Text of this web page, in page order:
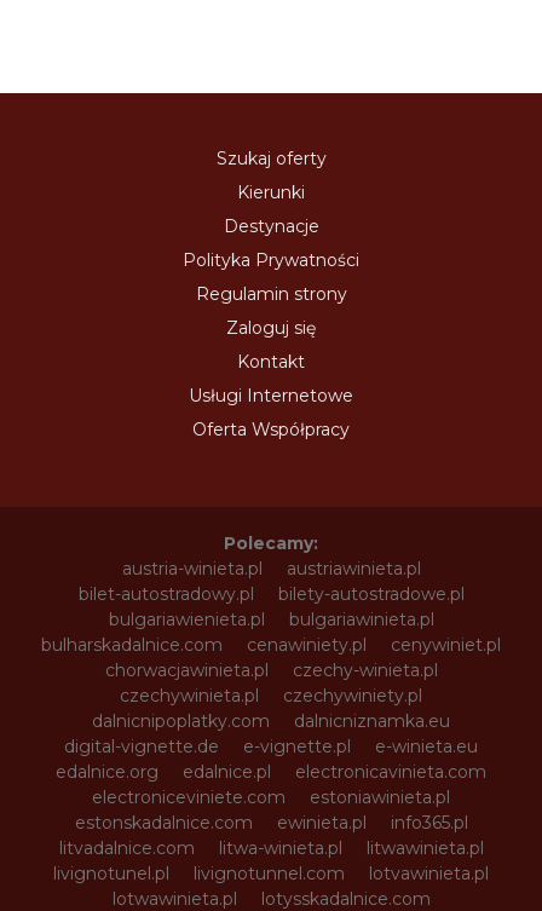
Szukaj oferty
Kierunki
Destynacje
Polityka Prywatności
Regulamin strony
Zaloguj się
Kontakt
Usługi Internetowe
Oferta Współpracy
Polecamy:
austria-winieta.pl
austriawinieta.pl
bilet-autostradowy.pl
bilety-autostradowe.pl
bulgariawienieta.pl
bulgariawinieta.pl
bulharskadalnice.com
cenawiniety.pl
cenywiniet.pl
chorwacjawinieta.pl
czechy-winieta.pl
czechywinieta.pl
czechywiniety.pl
dalnicnipoplatky.com
dalnicniznamka.eu
digital-vignette.de
e-vignette.pl
e-winieta.eu
edalnice.org
edalnice.pl
electronicavinieta.com
electroniceviniete.com
estoniawinieta.pl
estonskadalnice.com
ewinieta.pl
info365.pl
litvadalnice.com
litwa-winieta.pl
litwawinieta.pl
livignotunel.pl
livignotunnel.com
lotvawinieta.pl
lotwawinieta.pl
lotysskadalnice.com